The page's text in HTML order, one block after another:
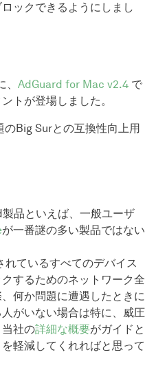
ックできるようにしまし
AdGuard for Mac v2.4 で
トが登場しました。
のBig Surとの互換性向上用
品といえば、一般ユーザ
が一番謎の多い製品ではない
れているすべてのデバイス
するためのネットワーク全
何か問題に遭遇したときに
がいない場合は特に、威圧
社の詳細な概要がガイドと
軽減してくれればと思って